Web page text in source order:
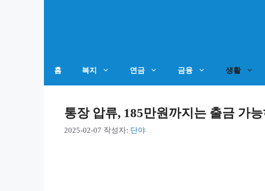
홈 복지 연금 금융 생활
통장 압류, 185만원까지는 출금 가
2025-02-07 작성자: 단야